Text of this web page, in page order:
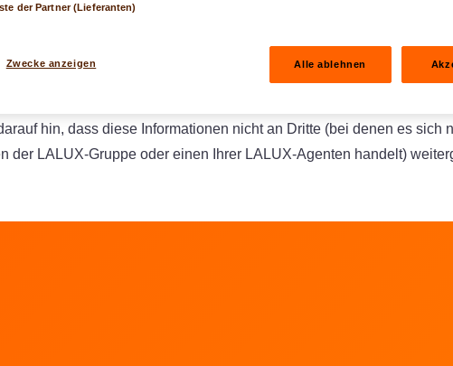
und bestätigt Ihren Antrag, bevor dieser an LALUX übermittelt wird.
Agent Ihr vorrangiger Ansprechpartner und Änderungen, die sein
direkt an ihn weitergeleitet.
hin, dass diese Informationen nicht an Dritte (bei denen es sich
der LALUX-Gruppe oder einen Ihrer LALUX-Agenten handelt)
gehen
LALUX gehen
der Partner (Lieferanten)
Zwecke anzeigen Alle ablehnen